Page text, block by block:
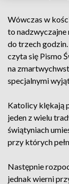
Wówczas w
to
do trzech
czyta się Pismo
na
specjalnymi
Katolicy klękają
jeden z wielu
świątyniach
przy których
Następnie
jednak wierni